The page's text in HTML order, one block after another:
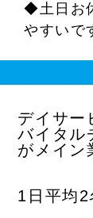
◆土日お
やすいで
デイサー
バイタル
がメイン
1日平均